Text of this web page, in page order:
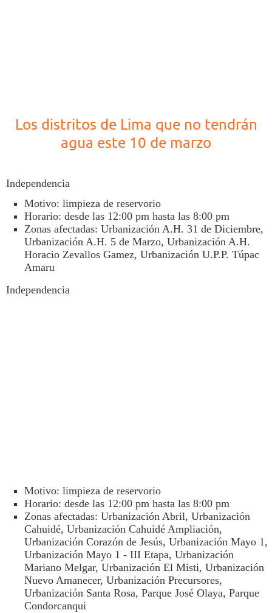
Los distritos de Lima que no tendrán
agua este 10 de marzo
Independencia
Motivo: limpieza de reservorio
Horario: desde las 12:00 pm hasta las 8:00 pm
Zonas afectadas: Urbanización A.H. 31 de Diciembre,
Urbanización A.H. 5 de Marzo, Urbanización A.H.
Horacio Zevallos Gamez, Urbanización U.P.P. Túpac
Amaru
Independencia
Motivo: limpieza de reservorio
Horario: desde las 12:00 pm hasta las 8:00 pm
Zonas afectadas: Urbanización Abril, Urbanización
Cahuidé, Urbanización Cahuidé Ampliación,
Urbanización Corazón de Jesús, Urbanización Mayo 1,
Urbanización Mayo 1 - III Etapa, Urbanización
Mariano Melgar, Urbanización El Misti, Urbanización
Nuevo Amanecer, Urbanización Precursores,
Urbanización Santa Rosa, Parque José Olaya, Parque
Condorcanqui